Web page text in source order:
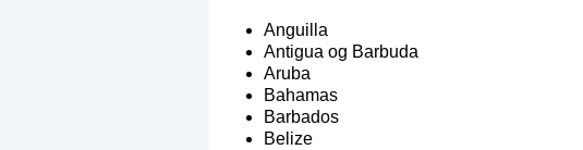
Anguilla
Antigua og Barbuda
Aruba
Bahamas
Barbados
Belize